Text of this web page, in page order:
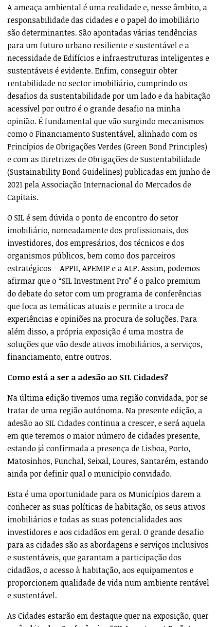
A ameaça ambiental é uma realidade e, nesse âmbito, a
responsabilidade das cidades e o papel do imobiliário
são determinantes. São apontadas várias tendências
para um futuro urbano resiliente e sustentável e a
necessidade de Edifícios e infraestruturas inteligentes e
sustentáveis é evidente. Enfim, conseguir obter
rentabilidade no sector imobiliário, cumprindo os
desafios da sustentabilidade por um lado e da habitação
acessível por outro é o grande desafio na minha
opinião. É fundamental que vão surgindo mecanismos
como o Financiamento Sustentável, alinhado com os
Princípios de Obrigações Verdes (Green Bond Principles)
e com as Diretrizes de Obrigações de Sustentabilidade
(Sustainability Bond Guidelines) publicadas em junho de
2021 pela Associação Internacional do Mercados de
Capitais.
O SIL é sem dúvida o ponto de encontro do setor
imobiliário, nomeadamente dos profissionais, dos
investidores, dos empresários, dos técnicos e dos
organismos públicos, bem como dos parceiros
estratégicos – APPII, APEMIP e a ALP. Assim, podemos
afirmar que o “SIL Investment Pro” é o palco premium
do debate do setor com um programa de conferências
que foca as temáticas atuais e permite a troca de
experiências e opiniões na procura de soluções. Para
além disso, a própria exposição é uma mostra de
soluções que vão desde ativos imobiliários, a serviços,
financiamento, entre outros.
Como está a ser a adesão ao SIL Cidades?
Na última edição tivemos uma região convidada, por se
tratar de uma região autónoma. Na presente edição, a
adesão ao SIL Cidades continua a crescer, e será aquela
em que teremos o maior número de cidades presente,
estando já confirmada a presença de Lisboa, Porto,
Matosinhos, Funchal, Seixal, Loures, Santarém, estando
ainda por definir qual o município convidado.
Esta é uma oportunidade para os Municípios darem a
conhecer as suas políticas de habitação, os seus ativos
imobiliários e todas as suas potencialidades aos
investidores e aos cidadãos em geral. O grande desafio
para as cidades são as abordagens e serviços inclusivos
e sustentáveis, que garantam a participação dos
cidadãos, o acesso à habitação, aos equipamentos e
proporcionem qualidade de vida num ambiente rentável
e sustentável.
As Cidades estarão em destaque quer na exposição, quer